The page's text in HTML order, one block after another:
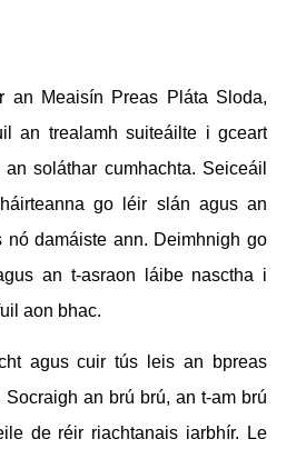
an Meaisín Preas Pláta Sloda,
an trealamh suiteáilte i gceart
soláthar cumhachta. Seiceáil
go léir slán agus an
nó damáiste ann. Deimhnigh go
an t-asraon láibe nasctha i
aon bhac.
agus cuir tús leis an bpreas
an brú brú, an t-am brú
de réir riachtanais iarbhír. Le